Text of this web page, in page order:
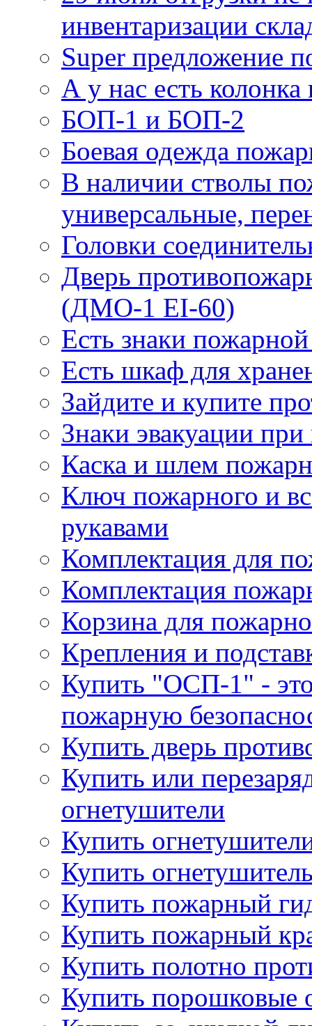
инвентаризации
Super предложение
А у нас есть
БОП-1 и БОП-2
Боевая одежда
В наличии стволы
универсальные,
Головки
Дверь
(ДМО-1 EI-60)
Есть знаки
Есть шкаф для
Зайдите и купите
Знаки эвакуации
Каска и шлем
Ключ пожарного и
рукавами
Комплектация для
Комплектация
Корзина для
Крепления и
Купить "ОСП-1" - это
пожарную
Купить дверь
Купить или
огнетушители
Купить
Купить
Купить пожарный
Купить пожарный
Купить полотно
Купить порошковые